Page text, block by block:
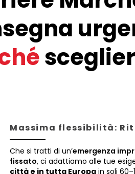
Massima flessibilità:
Che si tratti di un’emergenza
fissato, ci adattiamo alle tue
città e in tutta Europa in soli